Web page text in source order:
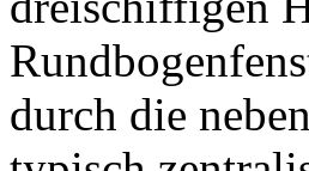
durch die